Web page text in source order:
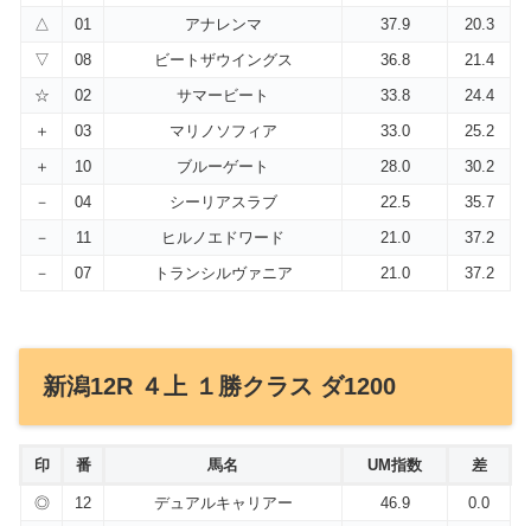
△
01 アナレンマ 37.9
20.3
▽
08 ビートザウイングス 36.8
21.4
☆
02 サマービート 33.8
24.4
＋
03 マリノソフィア 33.0
25.2
＋
10 ブルーゲート 28.0
30.2
－
04 シーリアスラブ 22.5
35.7
－
11 ヒルノエドワード 21.0
37.2
－
07 トランシルヴァニア 21.0 37.2
新潟12R ４上 １勝クラス ダ1200
印 番 馬名 UM指数 差
◎ 12 デュアルキャリアー 46.9
0.0